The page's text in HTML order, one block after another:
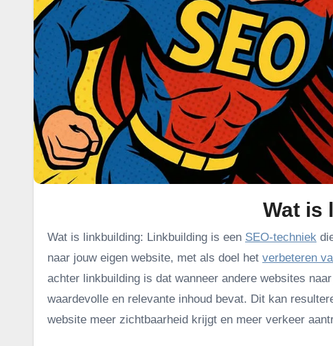
Wat is
Wat is linkbuilding: Linkbuilding is een SEO-techniek
naar jouw eigen website, met als doel het verbeteren
achter linkbuilding is dat wanneer andere websites
waardevolle en relevante inhoud bevat. Dit kan
website meer zichtbaarheid krijgt en meer verkeer